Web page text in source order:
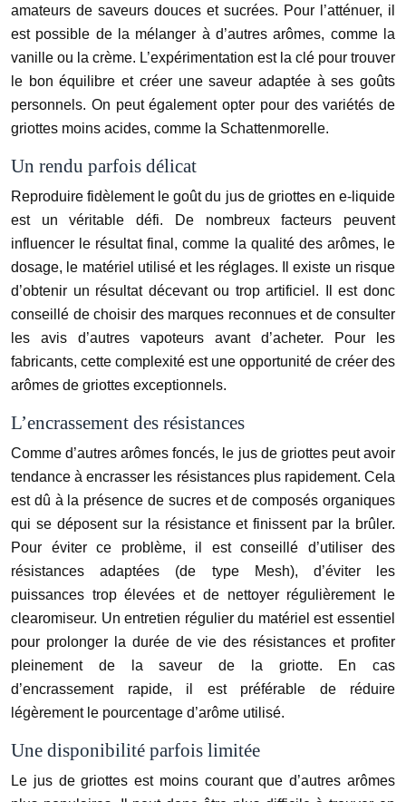
amateurs de saveurs douces et sucrées. Pour l’atténuer, il
est possible de la mélanger à d’autres arômes, comme la
vanille ou la crème. L’expérimentation est la clé pour trouver
le bon équilibre et créer une saveur adaptée à ses goûts
personnels. On peut également opter pour des variétés de
griottes moins acides, comme la Schattenmorelle.
Un rendu parfois délicat
Reproduire fidèlement le goût du jus de griottes en e-liquide
est un véritable défi. De nombreux facteurs peuvent
influencer le résultat final, comme la qualité des arômes, le
dosage, le matériel utilisé et les réglages. Il existe un risque
d’obtenir un résultat décevant ou trop artificiel. Il est donc
conseillé de choisir des marques reconnues et de consulter
les avis d’autres vapoteurs avant d’acheter. Pour les
fabricants, cette complexité est une opportunité de créer des
arômes de griottes exceptionnels.
L’encrassement des résistances
Comme d’autres arômes foncés, le jus de griottes peut avoir
tendance à encrasser les résistances plus rapidement. Cela
est dû à la présence de sucres et de composés organiques
qui se déposent sur la résistance et finissent par la brûler.
Pour éviter ce problème, il est conseillé d’utiliser des
résistances adaptées (de type Mesh), d’éviter les
puissances trop élevées et de nettoyer régulièrement le
clearomiseur. Un entretien régulier du matériel est essentiel
pour prolonger la durée de vie des résistances et profiter
pleinement de la saveur de la griotte. En cas
d’encrassement rapide, il est préférable de réduire
légèrement le pourcentage d’arôme utilisé.
Une disponibilité parfois limitée
Le jus de griottes est moins courant que d’autres arômes